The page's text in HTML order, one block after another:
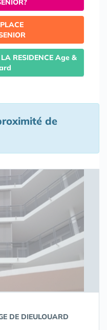
RESIDENCE Age &
de
DE DIEULOUARD